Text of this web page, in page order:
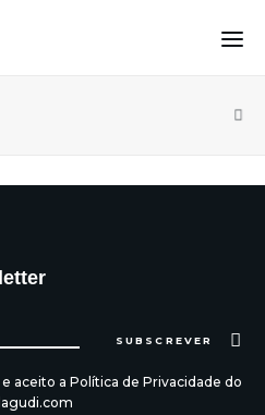
SUBSCREVER
aceito a Política de Privacidade do